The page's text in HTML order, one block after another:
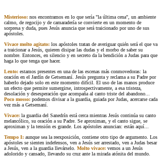
Misterioso: nos encontramos en lo que sería "la última cena", un ambiente
calmo, de regocijo y de camaradería se convierte en un momento de
sorpresa y duda, pues Jesús anuncia que será traicionado por uno de sus
apóstoles.
Vivace molto agitato: los apóstoles tratan de averiguar quién será el que va
a traicionar a Jesús, quieren disipar las dudas y el morbo de saber su
nombre. Entonces, en silencio y en secreto da la bendición a Judas para que
haga lo que tenga que hacer.
Lento: estamos presentes en una de las escenas más conmovedoras: la
oración en el Jardín de Getsemaní. Jesús pregunta y reclama a su Padre por
haberlo dejado solo en este momento difícil. El uso de las manos produce
un efecto que permite sumergirse, introspectivamente, a esa tristeza,
desolación y desesperación que acompaña al canto triste del abandono...
Poco mosso: podemos divisar a la guardia, guiada por Judas, acercarse cada
vez más a Getsemaní.
Vivace: la guardia del Sanedrín está cerca mientras Jesús continúa su canto
melancólico, su oración a su Padre. Se aproximan, y el canto sigue, se
aproximan y la tensión es grande. Los apóstoles anuncian: están aquí...
Tempo I: aunque sea la reexposición, contiene otro tipo de argumento. Los
apóstoles se sienten indefensos, ven a Jesús ser arrestado, ven a Judas besar
a Jesús, ven a la guardia llevárselo. Molto vivace: vemos a un Jesús
adolorido y cansado, llevando su cruz ante la mirada atónita del mundo.